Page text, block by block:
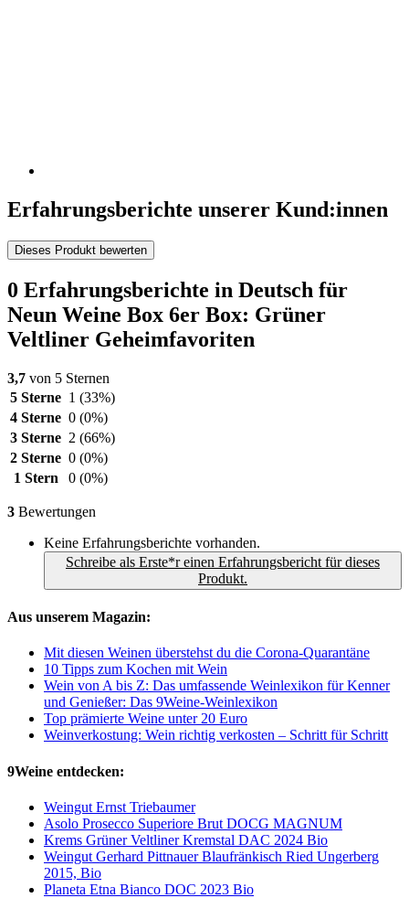
Erfahrungsberichte unserer Kund:innen
Dieses Produkt bewerten
0 Erfahrungsberichte in Deutsch für
Neun Weine Box 6er Box: Grüner
Veltliner Geheimfavoriten
3,7 von 5 Sternen
5 Sterne 1 (33%)
4 Sterne 0 (0%)
3 Sterne 2 (66%)
2 Sterne 0 (0%)
1 Stern
0 (0%)
3 Bewertungen
Keine Erfahrungsberichte vorhanden.
Schreibe als Erste*r einen Erfahrungsbericht für dieses
Produkt.
Aus unserem Magazin:
Mit diesen Weinen überstehst du die Corona-Quarantäne
10 Tipps zum Kochen mit Wein
Wein von A bis Z: Das umfassende Weinlexikon für Kenner
und Genießer: Das 9Weine-Weinlexikon
Top prämierte Weine unter 20 Euro
Weinverkostung: Wein richtig verkosten – Schritt für Schritt
9Weine entdecken:
Weingut Ernst Triebaumer
Asolo Prosecco Superiore Brut DOCG MAGNUM
Krems Grüner Veltliner Kremstal DAC 2024 Bio
Weingut Gerhard Pittnauer Blaufränkisch Ried Ungerberg
2015, Bio
Planeta Etna Bianco DOC 2023 Bio